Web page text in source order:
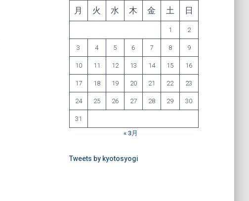
月 火 水 木 金 土 日
1 2
3 4 5 6 7 8 9
10 11 12 13 14 15 16
17 18 19 20 21 22 23
24 25 26 27 28 29 30
31
« 3月
Tweets by kyotosyogi